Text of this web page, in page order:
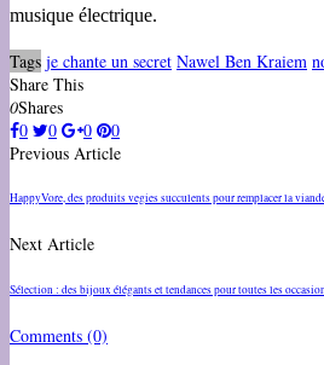
musique électrique.
Tags je chante un secret Nawel Ben Kraiem
Share This
0Shares
0
0 0
0
Previous Article
HappyVore, des produits vegies succulents pour remplacer la
Next Article
Sélection : des bijoux élégants et tendances pour toutes les
Comments (0)